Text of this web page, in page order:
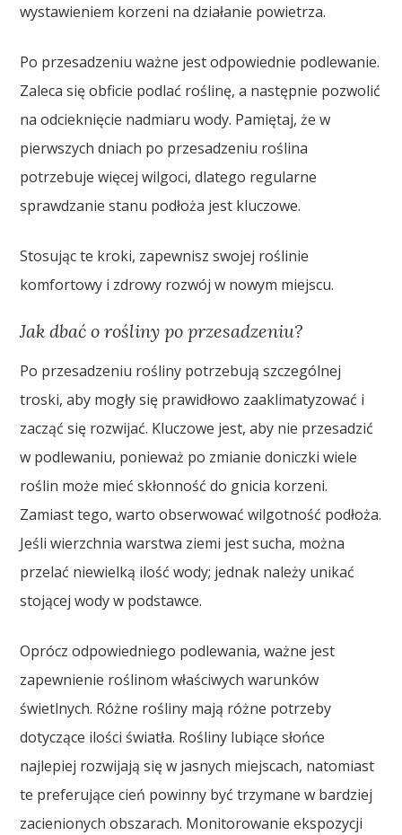
wystawieniem korzeni na działanie powietrza.
Po przesadzeniu ważne jest odpowiednie podlewanie.
Zaleca się obficie podlać roślinę, a następnie pozwolić
na odcieknięcie nadmiaru wody. Pamiętaj, że w
pierwszych dniach po przesadzeniu roślina
potrzebuje więcej wilgoci, dlatego regularne
sprawdzanie stanu podłoża jest kluczowe.
Stosując te kroki, zapewnisz swojej roślinie
komfortowy i zdrowy rozwój w nowym miejscu.
Jak dbać o rośliny po przesadzeniu?
Po przesadzeniu rośliny potrzebują szczególnej
troski, aby mogły się prawidłowo zaaklimatyzować i
zacząć się rozwijać. Kluczowe jest, aby nie przesadzić
w podlewaniu, ponieważ po zmianie doniczki wiele
roślin może mieć skłonność do gnicia korzeni.
Zamiast tego, warto obserwować wilgotność podłoża.
Jeśli wierzchnia warstwa ziemi jest sucha, można
przelać niewielką ilość wody; jednak należy unikać
stojącej wody w podstawce.
Oprócz odpowiedniego podlewania, ważne jest
zapewnienie roślinom właściwych warunków
świetlnych. Różne rośliny mają różne potrzeby
dotyczące ilości światła. Rośliny lubiące słońce
najlepiej rozwijają się w jasnych miejscach, natomiast
te preferujące cień powinny być trzymane w bardziej
zacienionych obszarach. Monitorowanie ekspozycji